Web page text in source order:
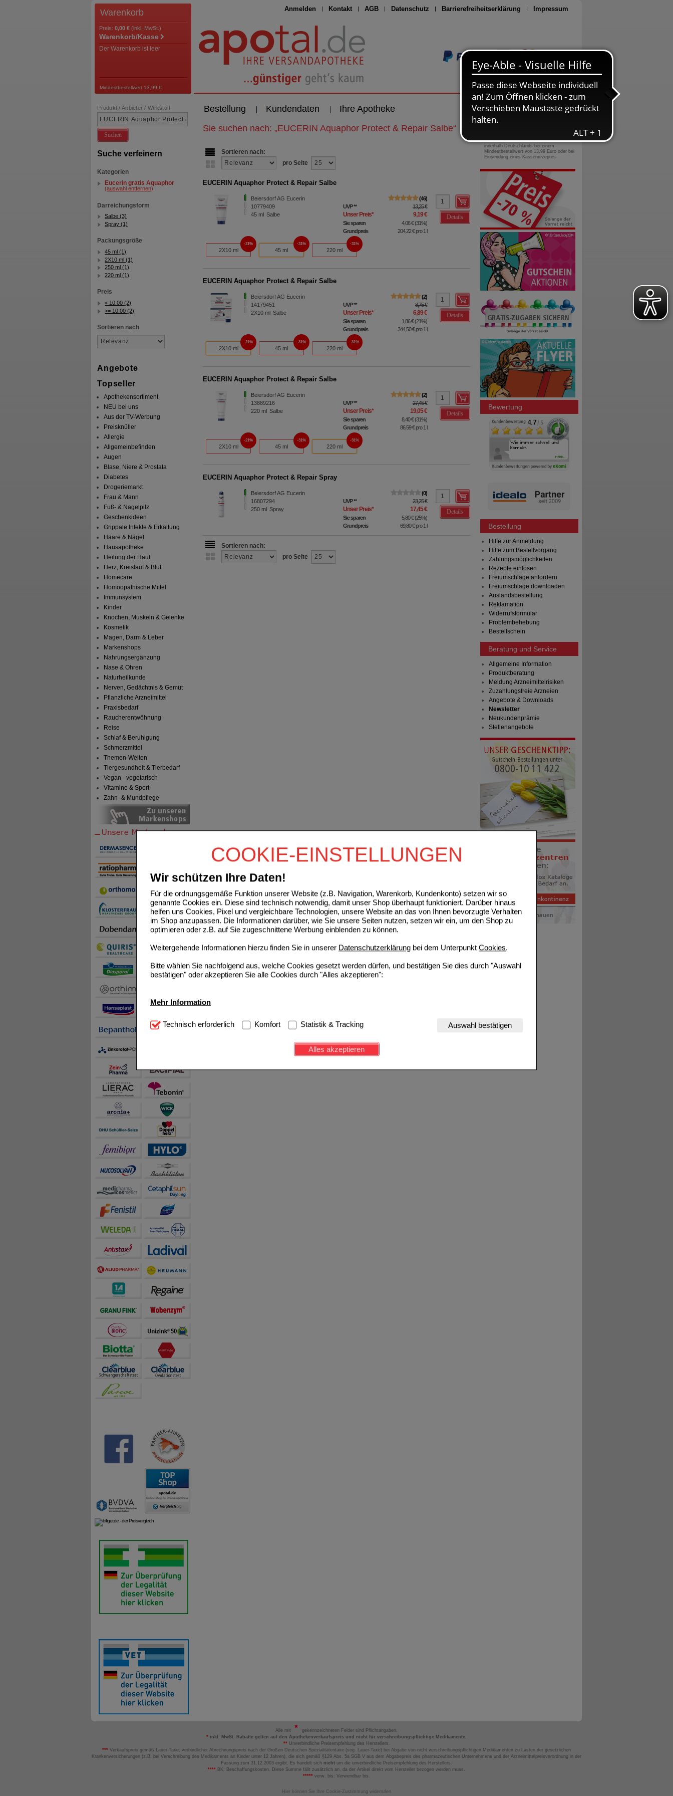
COOKIE-EINSTELLUNGEN
Wir schützen Ihre Daten!
Für die ordnungsgemäße Funktion unserer Website (z.B. Navigation, Warenkorb, Kundenkonto) setzen wir so
genannte Cookies ein. Diese sind technisch notwendig, damit unser Shop überhaupt funktioniert. Darüber hinaus
helfen uns Cookies, Pixel und vergleichbare Technologien, unsere Website an das von Ihnen bevorzugte Verhalten
im Shop anzupassen. Die Informationen darüber, wie Sie unsere Seiten nutzen, setzen wir ein, um den Shop zu
optimieren oder z.B. auf Sie zugeschnittene Werbung einblenden zu können.
Weitergehende Informationen hierzu finden Sie in unserer Datenschutzerklärung bei dem Unterpunkt Cookies.
Bitte wählen Sie nachfolgend aus, welche Cookies gesetzt werden dürfen, und bestätigen Sie dies durch "Auswahl
bestätigen" oder akzeptieren Sie alle Cookies durch "Alles akzeptieren":
Mehr Information
Technisch Notwendig: Hierbei handelt es sich um Cookies, die für die Grundfunktionen unserer Website
notwendig sind (z.B. Navigation, Warenkorb, Kundenkonto), weshalb auf diese nicht verzichtet werden kann.
Diese Cookies werden genutzt um das Einkaufserlebnis noch ansprechender zu gestalten,
beispielsweise für die Wiedererkennung des Besuchers oder unsere Seite an bevorzugte Verhaltensweisen (z.B.
Inhalte anzuzeigen und unser Partnerprogramm zu betreiben.
Statistik & Tracking:
sammeln, mit deren Hilfe wir unsere Website weiter für Sie optimieren können, den Inhalt auf unserer Website aber
auch die Werbung auf Drittseiten möglichst relevant für Sie zu gestalten. Bitte beachten Sie, dass Daten hierfür
teilweise an Dritte wie z.B. Google oder soziale Medien übertragen werden.
Technisch erforderlich Komfort Statistik & Tracking Auswahl bestätigen
Alles akzeptieren
Anmelden Kontakt AGB Datenschutz Barrierefreiheitserklärung Impressum
Seite drucken
Warenkorb
Preis: 0,00 € (inkl. MwSt.)
Warenkorb/Kasse
Der Warenkorb ist leer
Mindestbestellwert 13,99 €
Bestellung Kundendaten Ihre Apotheke
Produkt / Anbieter / Wirkstoff
Suchen
Suche verfeinern
Kategorien
Eucerin gratis Aquaphor
(auswahl entfernen)
Darreichungsform
Salbe (3)
Spray (1)
Packungsgröße
45 ml (1)
2X10 ml (1)
250 ml (1)
220 ml (1)
Preis
< 10.00 (2)
>= 10.00 (2)
Sortieren nach
Angebote
Topseller
Apothekensortiment
NEU bei uns
Aus der TV-Werbung
Preisknüller
Allergie
Allgemeinbefinden
Augen
Blase, Niere & Prostata
Diabetes
Drogeriemarkt
Frau & Mann
Fuß- & Nagelpilz
Geschenkideen
Grippale Infekte & Erkältung
Haare & Nägel
Hausapotheke
Heilung der Haut
Herz, Kreislauf & Blut
Homecare
Homöopathische Mittel
Immunsystem
Kinder
Knochen, Muskeln & Gelenke
Kosmetik
Magen, Darm & Leber
Markenshops
Nahrungsergänzung
Nase & Ohren
Naturheilkunde
Nerven, Gedächtnis & Gemüt
Pflanzliche Arzneimittel
Praxisbedarf
Raucherentwöhnung
Reise
Schlaf & Beruhigung
Schmerzmittel
Themen-Welten
Tiergesundheit & Tierbedarf
Vegan - vegetarisch
Vitamine & Sport
Zahn- & Mundpflege
Sie suchen nach: „EUCERIN Aquaphor Protect & Repair Salbe“
Sortieren nach:
pro Seite
EUCERIN Aquaphor Protect & Repair Salbe
Beiersdorf AG Eucerin
10779409
45 ml Salbe
46
UVP** 13,25 €
Unser Preis* 9,19 €
Sie sparen 4,06 €(31%)
Grundpreis
204,22 €pro 1 l
Details
2X10 ml
21%
45 ml
31%
220 ml
31%
EUCERIN Aquaphor Protect & Repair Salbe
Beiersdorf AG Eucerin
14179451
2X10 ml Salbe
2
UVP** 8,75 €
Unser Preis* 6,89 €
Sie sparen 1,86 €(21%)
Grundpreis
344,50 €pro 1 l
Details
2X10 ml
21%
45 ml
31%
220 ml
31%
EUCERIN Aquaphor Protect & Repair Salbe
Beiersdorf AG Eucerin
13889216
220 ml Salbe
2
UVP** 27,45 €
Unser Preis* 19,05 €
Sie sparen 8,40 €(31%)
Grundpreis
86,59 €pro 1 l
Details
2X10 ml
21%
45 ml
31%
220 ml
31%
EUCERIN Aquaphor Protect & Repair Spray
Beiersdorf AG Eucerin
16807294
250 ml Spray
0
UVP** 23,25 €
Unser Preis* 17,45 €
Sie sparen 5,80 €(25%)
Grundpreis
69,80 €pro 1 l
Details
Sortieren nach:
pro Seite
0800-10 11 422
gebührenfreie Rufnummer
innerhalb Deutschlands bei einem
Mindestbestellwert von 13,99 Euro oder bei
Einsendung eines Kassenrezeptes
Bewertung
Bestellung
Hilfe zur Anmeldung
Hilfe zum Bestellvorgang
Zahlungsmöglichkeiten
Rezepte einlösen
Freiumschläge anfordern
Freiumschläge downloaden
Auslandsbestellung
Reklamation
Widerrufsformular
Problembehebung
Bestellschein
Beratung und Service
Allgemeine Information
Produktberatung
Meldung Arzneimittelrisiken
Zuzahlungsfreie Arzneien
Angebote & Downloads
Newsletter
Neukundenprämie
Stellenangebote
Alle mit
gekennzeichneten Felder sind Pflichtangaben.
* inkl. MwSt. Rabatte gelten auf den Apothekenverkaufspreis und nicht für verschreibungspflichtige Medikamente.
**Unverbindliche Preisempfehlung des Herstellers.
*** Verkaufspreis gemäß Lauer-Taxe; verbindlicher Abrechnungspreis nach der Großen Deutschen Spezialitätentaxe (sog. Lauer-Taxe) bei Abgabe von nicht verschreibungspflichtigen Medikamenten zu Lasten der gesetzlichen
Krankenversicherungen (z.B. bei Verschreibung des Medikaments an Kinder unter 12 Jahren), die sich gemäß §129 Abs. 5a SGB V aus dem Abgabepreis des pharmazeutischen Unternehmens und der Arzneimittelpreisverordnung in der
Fassung zum 31.12.2003 ergibt. Es handelt sich nicht um die unverbindliche Preisempfehlung des Herstellers.
**** BK: Beschaffungskosten. Diese Summe fällt zusätzlich an, da der Artikel direkt vom Hersteller bezogen werden muss.
***** verw. bis: Verwendbar bis.
Hier können Sie Ihre Cookie-Zustimmung widerrufen